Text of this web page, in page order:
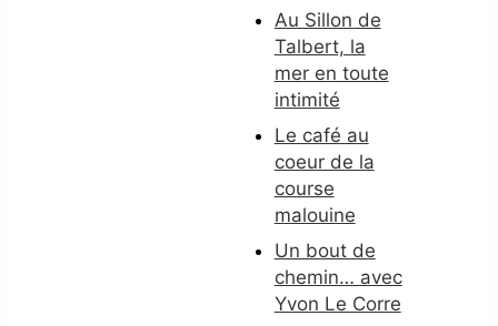
Au Sillon de
Talbert, la
mer en toute
intimité
Le café au
coeur de la
course
malouine
Un bout de
chemin… avec
Yvon Le Corre